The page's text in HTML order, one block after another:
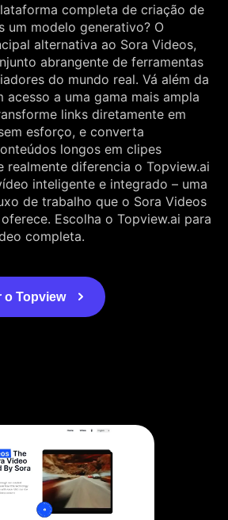
completa de criação de
um modelo generativo? O
alternativa ao Sora Videos,
abrangente de ferramentas
do mundo real. Vá além da
a uma gama mais ampla
links diretamente em
esforço, e converta
longos em clipes
realmente diferencia o Topview.ai
inteligente e integrado – uma
de trabalho que o Sora Videos
Escolha o Topview.ai para
completa.
o Topview